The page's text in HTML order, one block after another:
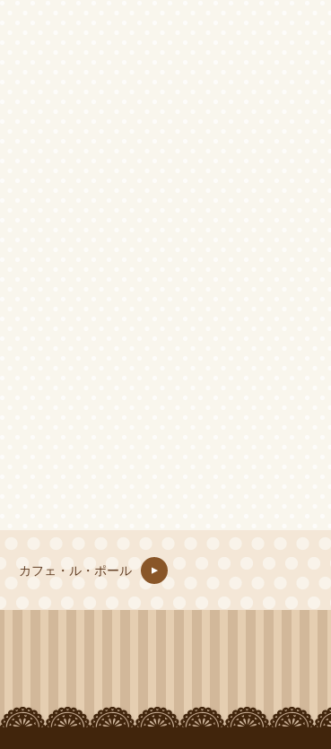
カフェ・ル・ポール